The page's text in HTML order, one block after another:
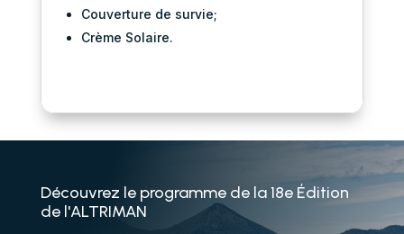
Couverture de survie;
Crème Solaire.
Découvrez le programme de la 18e Édition
de l'ALTRIMAN